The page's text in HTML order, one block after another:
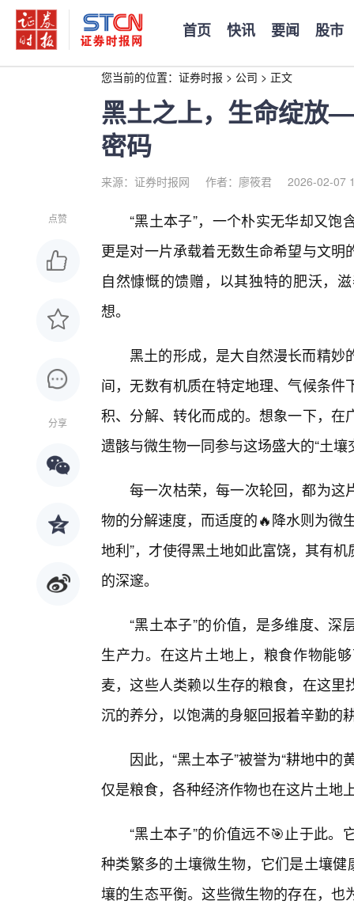
首页 快讯 要闻 股市
您当前的位置： 证券时报 > 公司 > 正文
黑土之上，生命绽放
密码
来源：证券时报网 作者：廖筱君 2026-02-07
点赞
分享
“黑土本子”，一个朴实无华却又
更是对一片承载着无数生命希望与文
自然慷慨的馈赠，以其独特的肥沃，
想。
黑土的形成，是大自然漫长而精
间，无数有机质在特定地理、气候条
积、分解、转化而成的。想象一下，
遗骸与微生物一同参与这场盛大的“土壤
每一次枯荣，每一次轮回，都为这
物的分解速度，而适度的🔥降水则为微
地利”，才使得黑土地如此富饶，其有
的深邃。
“黑土本子”的价值，是多维度、
生产力。在这片土地上，粮食作物能
麦，这些人类赖以生存的粮食，在这
沉的养分，以饱满的身躯回报着辛勤的
因此，“黑土本子”被誉为“耕地中
仅是粮食，各种经济作物也在这片土地
“黑土本子”的价值远不🎯止于此
种类繁多的土壤微生物，它们是土壤
壤的生态平衡。这些微生物的存在，